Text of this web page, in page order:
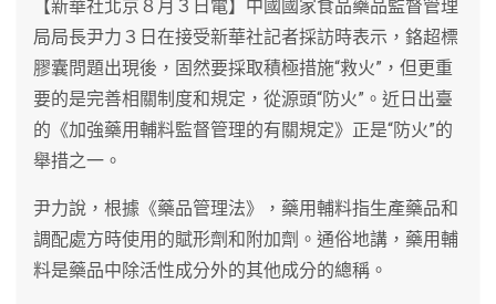
【新華社北京８月３日電】中國國家食品藥品監督管理
局局長尹力３日在接受新華社記者採訪時表示，鉻超標
膠囊問題出現後，固然要採取積極措施“救火”，但更重
要的是完善相關制度和規定，從源頭“防火”。近日出臺
的《加強藥用輔料監督管理的有關規定》正是“防火”的
舉措之一。
尹力說，根據《藥品管理法》，藥用輔料指生產藥品和
調配處方時使用的賦形劑和附加劑。通俗地講，藥用輔
料是藥品中除活性成分外的其他成分的總稱。